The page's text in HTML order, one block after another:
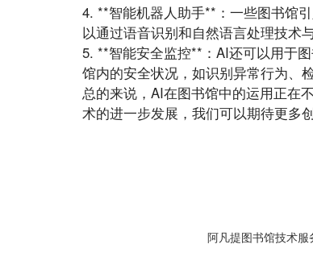
4. **智能机器人助手**：一些图书馆
以通过语音识别和自然语言处理技术
5. **智能安全监控**：AI还可以用于
馆内的安全状况，如识别异常行为、
总的来说，AI在图书馆中的运用正在
术的进一步发展，我们可以期待更多
阿凡提图书馆技术服